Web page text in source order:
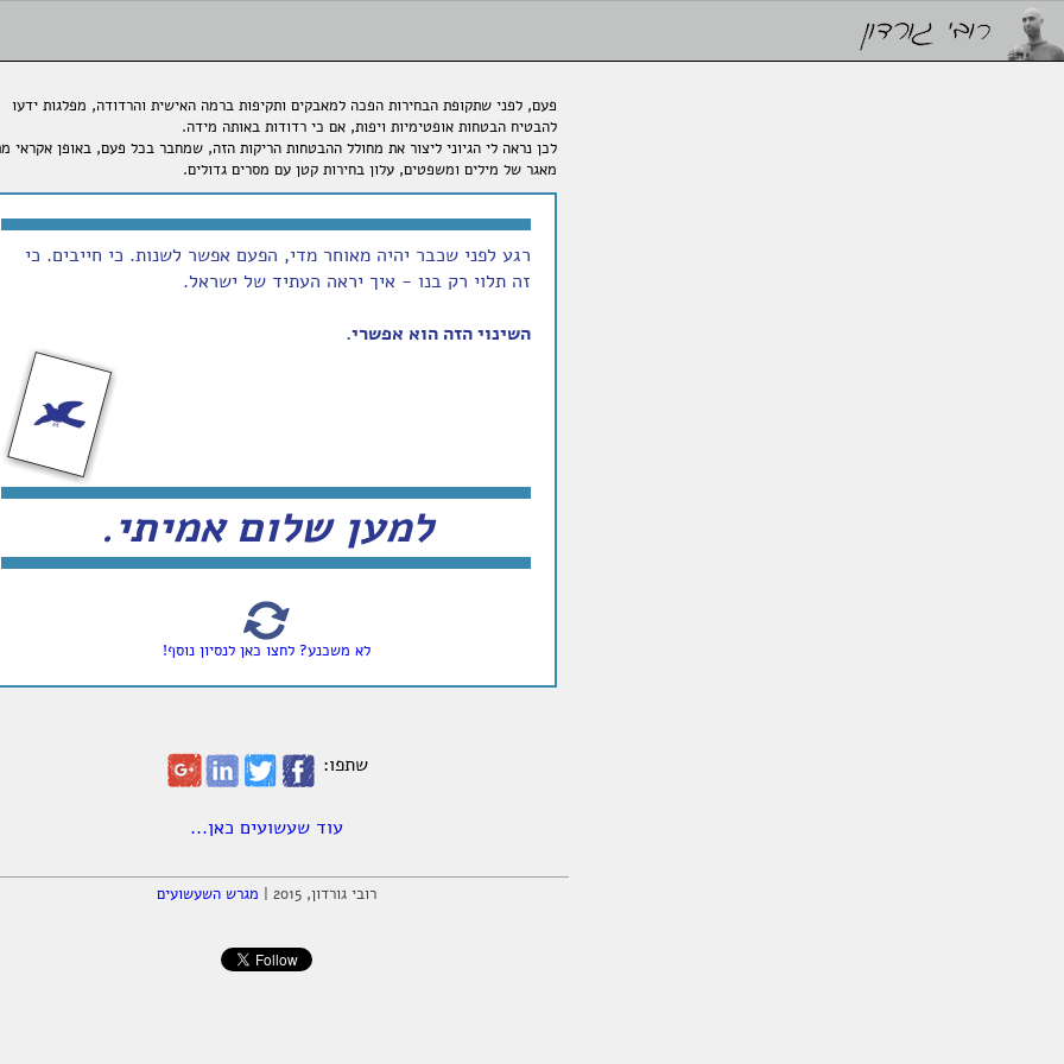
פעם, לפני שתקופת הבחירות הפכה למאבקים ותקיפות ברמה האישית והרדודה, מפלגות ידעו
להבטיח הבטחות אופטימיות ויפות, אם כי רדודות באותה מידה.
לכן נראה לי הגיוני ליצור את מחולל ההבטחות הריקות הזה, שמחבר בכל פעם, באופן אקראי
מאגר של מילים ומשפטים, עלון בחירות קטן עם מסרים גדולים.
רגע לפני שכבר יהיה מאוחר מדי, הפעם אפשר לשנות. כי חייבים. כי
זה תלוי רק בנו - איך יראה העתיד של ישראל.
השינוי הזה הוא אפשרי.
למען שלום אמיתי.
לא משכנע? לחצו כאן לנסיון נוסף!
שתפו:
עוד שעשועים כאן...
רובי גורדון, 2015 | מגרש השעשועים